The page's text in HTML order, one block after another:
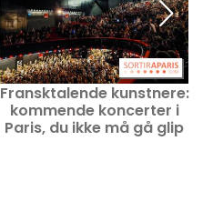
Fransktalende kunstnere:
kommende koncerter i
Paris, du ikke må gå glip